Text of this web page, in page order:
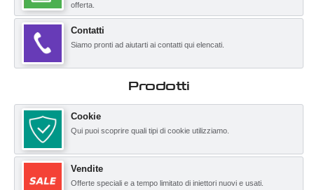
offerta.
Contatti
Siamo pronti ad aiutarti ai contatti qui elencati.
Prodotti
Cookie
Qui puoi scoprire quali tipi di cookie utilizziamo.
Vendite
Offerte speciali e a tempo limitato di iniettori nuovi e usati.